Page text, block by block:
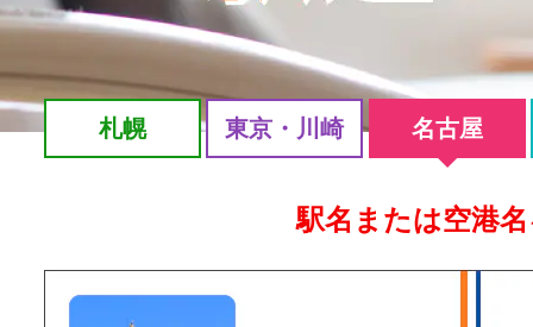
札幌 東京・川崎 名古屋
駅名または空港